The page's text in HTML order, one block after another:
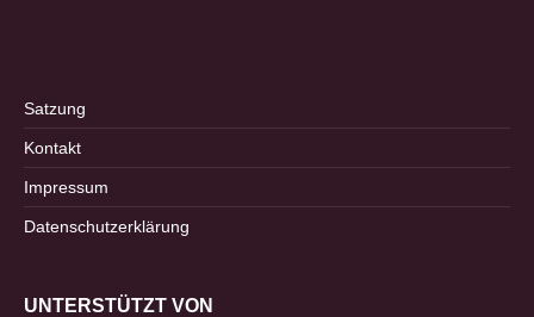
Satzung
Kontakt
Impressum
Datenschutzerklärung
UNTERSTÜTZT VON